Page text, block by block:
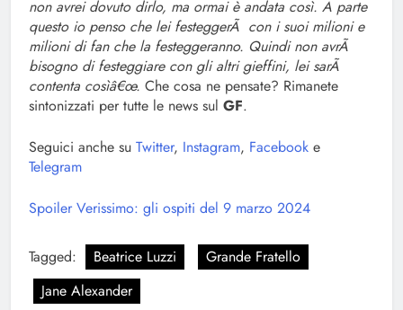
non avrei dovuto dirlo, ma ormai è andata così. A parte
questo io penso che lei festeggerÃ con i suoi milioni e
milioni di fan che la festeggeranno. Quindi non avrÃ
bisogno di festeggiare con gli altri gieffini, lei sarÃ
contenta cosìâ€œ. Che cosa ne pensate? Rimanete
sintonizzati per tutte le news sul GF.
Seguici anche su Twitter, Instagram, Facebook e
Telegram
Spoiler Verissimo: gli ospiti del 9 marzo 2024
Tagged: Beatrice Luzzi
Grande Fratello
Jane Alexander